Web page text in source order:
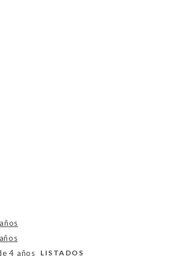
4 años
LISTADOS